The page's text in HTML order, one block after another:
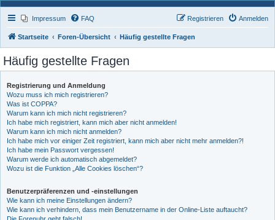
Impressum FAQ Anmelden
Registrieren
Startseite Foren-Übersicht Häufig gestellte Fragen
Häufig gestellte Fragen
Registrierung und Anmeldung
Wozu muss ich mich registrieren?
Was ist COPPA?
Warum kann ich mich nicht registrieren?
Ich habe mich registriert, kann mich aber nicht anmelden!
Warum kann ich mich nicht anmelden?
Ich habe mich vor einiger Zeit registriert, kann mich aber nicht mehr anmelden?!
Ich habe mein Passwort vergessen!
Warum werde ich automatisch abgemeldet?
Wozu ist die Funktion „Alle Cookies löschen“?
Benutzerpräferenzen und -einstellungen
Wie kann ich meine Einstellungen ändern?
Wie kann ich verhindern, dass mein Benutzername in der Online-Liste auftaucht?